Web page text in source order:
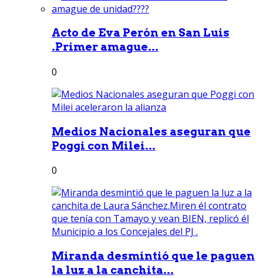
Acto de Eva Perón en San Luis
.Primer amague...
0
Medios Nacionales aseguran que
Poggi con Milei...
0
Miranda desmintió que le paguen
la luz a la canchita...